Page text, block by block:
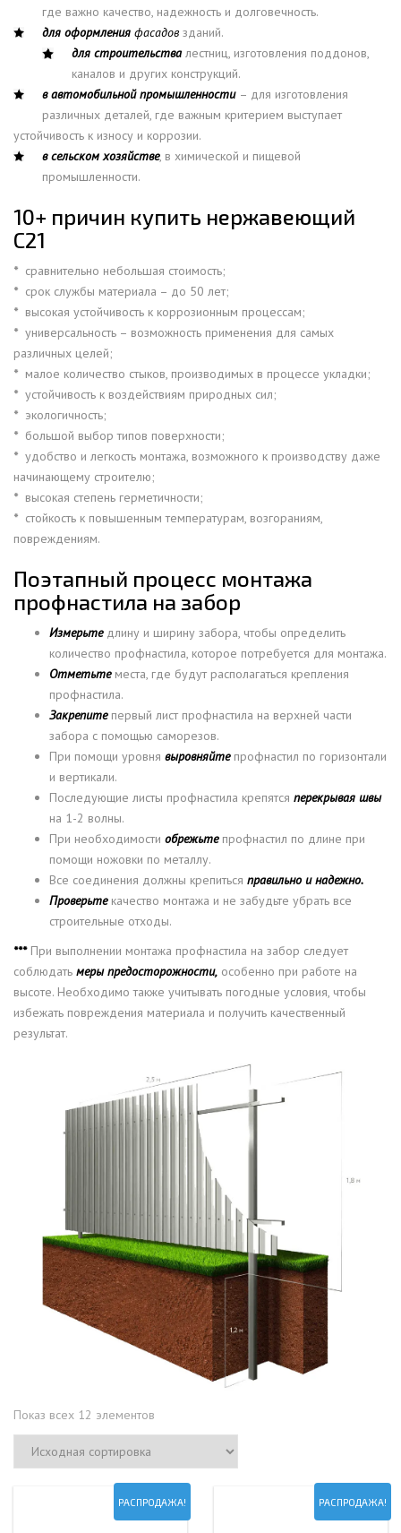
где важно качество, надежность и долговечность.
для оформления фасадов зданий.
для строительствалестниц, изготовления поддонов,
каналов и других конструкций.
в автомобильной промышленности – для изготовления
различных деталей, где важным критерием выступает
устойчивость к износу и коррозии.
в сельском хозяйстве, в химической и пищевой
промышленности.
10+ причин купить нержавеющий
С21
* сравнительно небольшая стоимость;
* срок службы материала – до 50 лет;
* высокая устойчивость к коррозионным процессам;
* универсальность – возможность применения для самых
различных целей;
* малое количество стыков, производимых в процессе укладки;
* устойчивость к воздействиям природных сил;
* экологичность;
* большой выбор типов поверхности;
* удобство и легкость монтажа, возможного к производству даже
начинающему строителю;
* высокая степень герметичности;
* стойкость к повышенным температурам, возгораниям,
повреждениям.
Поэтапный процесс монтажа
профнастила на забор
Измерьте длину и ширину забора, чтобы определить
количество профнастила, которое потребуется для монтажа.
Отметьте места, где будут располагаться крепления
профнастила.
Закрепите первый лист профнастила на верхней части
забора с помощью саморезов.
При помощи уровня выровняйте профнастил по горизонтали
и вертикали.
Последующие листы профнастила крепятся перекрывая швы
на 1-2 волны.
При необходимости обрежьте профнастил по длине при
помощи ножовки по металлу.
Все соединения должны крепиться правильно и надежно.
Проверьте качество монтажа и не забудьте убрать все
строительные отходы.
*** При выполнении монтажа профнастила на забор следует
соблюдать меры предосторожности, особенно при работе на
высоте. Необходимо также учитывать погодные условия, чтобы
избежать повреждения материала и получить качественный
результат.
Показ всех 12 элементов
РАСПРОДАЖА! РАСПРОДАЖА!